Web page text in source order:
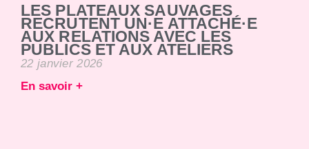
LES PLATEAUX SAUVAGES
RECRUTENT UN·E ATTACHÉ·E
AUX RELATIONS AVEC LES
PUBLICS ET AUX ATELIERS
22 janvier 2026
En savoir +